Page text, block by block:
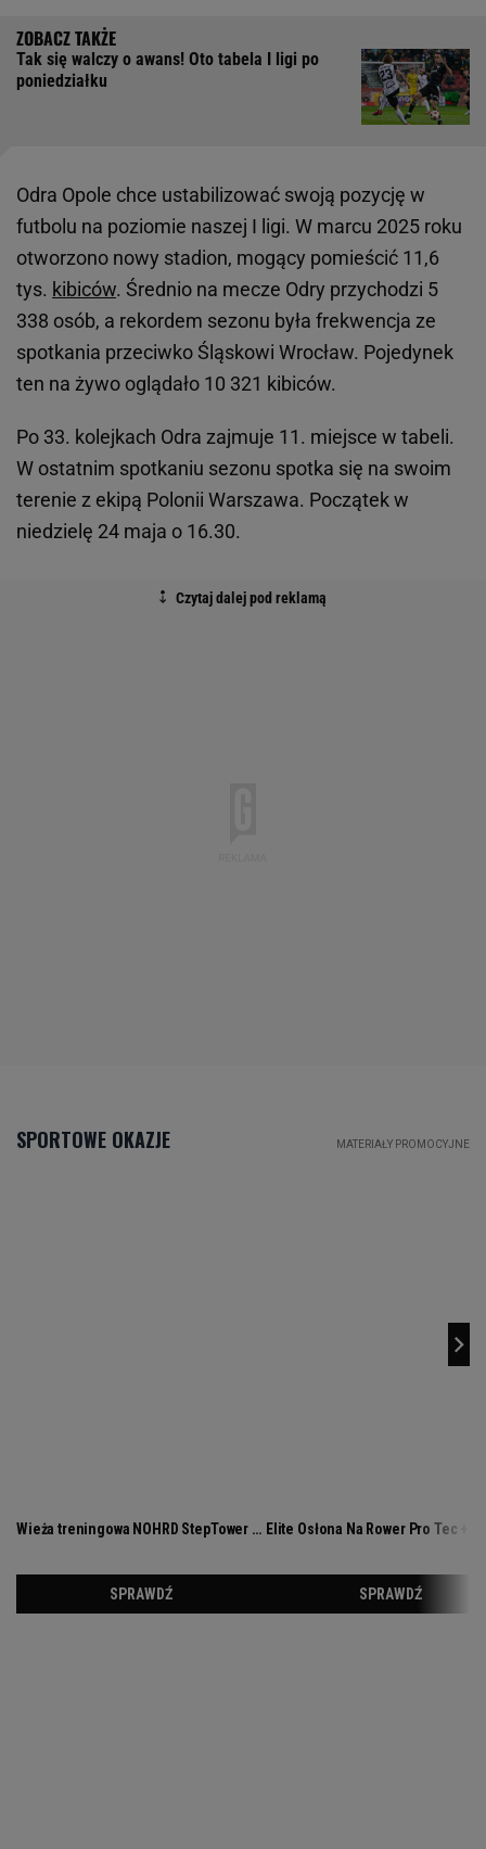
Tak się walczy o awans! Oto tabela I ligi po
poniedziałku
Odra Opole chce ustabilizować swoją pozycję w
futbolu na poziomie naszej I ligi. W marcu 2025 roku
otworzono nowy stadion, mogący pomieścić 11,6
tys. kibiców. Średnio na mecze Odry przychodzi 5
338 osób, a rekordem sezonu była frekwencja ze
spotkania przeciwko Śląskowi Wrocław. Pojedynek
ten na żywo oglądało 10 321 kibiców.
Po 33. kolejkach Odra zajmuje 11. miejsce w tabeli.
W ostatnim spotkaniu sezonu spotka się na swoim
terenie z ekipą Polonii Warszawa. Początek w
niedzielę 24 maja o 16.30.